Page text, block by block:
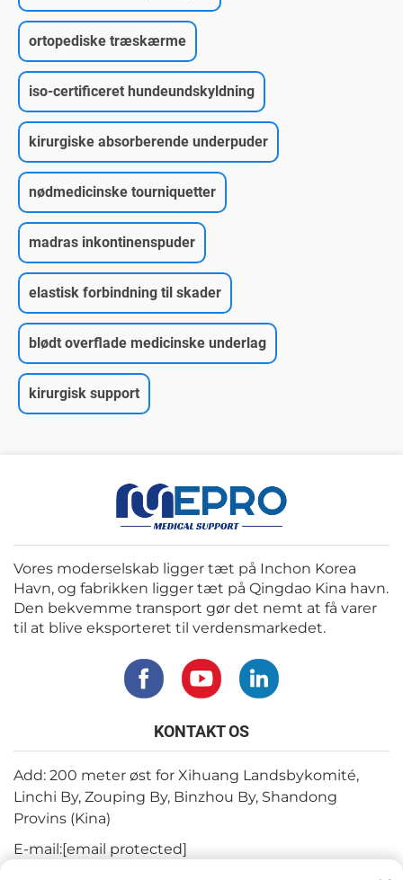
ortopediske træskærme
iso-certificeret hundeundskyldning
kirurgiske absorberende underpuder
nødmedicinske tourniquetter
madras inkontinenspuder
elastisk forbindning til skader
blødt overflade medicinske underlag
kirurgisk support
Vores moderselskab ligger tæt på Inchon Korea
Havn, og fabrikken ligger tæt på Qingdao Kina havn.
Den bekvemme transport gør det nemt at få varer
til at blive eksporteret til verdensmarkedet.
KONTAKT OS
Add: 200 meter øst for Xihuang Landsbykomité,
Linchi By, Zouping By, Binzhou By, Shandong
Provins (Kina)
E-mail:[email protected]